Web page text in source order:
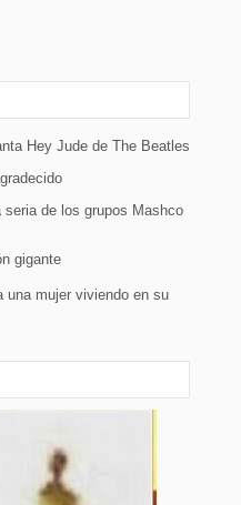
Hey Jude de The Beatles
de los grupos Mashco
gigante
una mujer viviendo en su